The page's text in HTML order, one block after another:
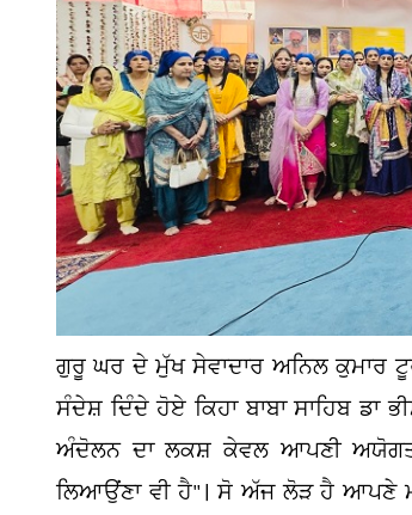
ਗੁਰੂ ਘਰ ਦੇ ਮੁੱਖ ਸੇਵਾਦਾਰ ਅਨਿਲ ਕੁਮਾਰ
ਸੰਦੇਸ਼ ਦਿੰਦੇ ਹੋਏ ਕਿਹਾ ਬਾਬਾ ਸਾਹਿਬ
ਅੰਦੋਲਨ ਦਾ ਲਕਸ਼ ਕੇਵਲ ਆਪਣੀ
ਲਿਆਉਂਣਾ ਵੀ ਹੈ"। ਸੋ ਅੱਜ ਲੋੜ ਹੈ ਆਪਣੇ